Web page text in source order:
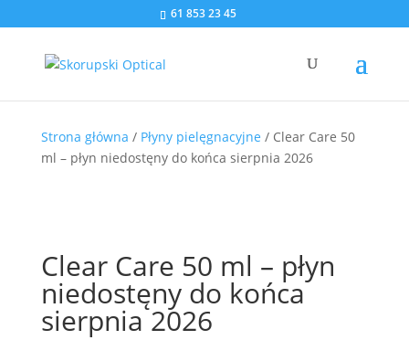
61 853 23 45
Strona główna / Płyny pielęgnacyjne / Clear Care 50
ml – płyn niedostęny do końca sierpnia 2026
Clear Care 50 ml – płyn
niedostęny do końca
sierpnia 2026